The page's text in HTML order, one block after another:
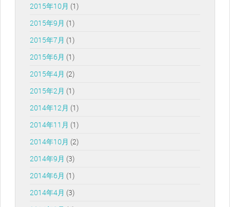
2015年10月 (1)
2015年9月 (1)
2015年7月 (1)
2015年6月 (1)
2015年4月 (2)
2015年2月 (1)
2014年12月 (1)
2014年11月 (1)
2014年10月 (2)
2014年9月 (3)
2014年6月 (1)
2014年4月 (3)